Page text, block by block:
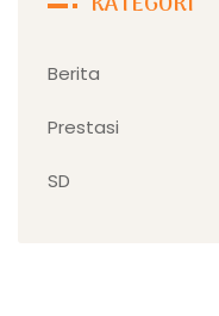
Berita
Prestasi
SD